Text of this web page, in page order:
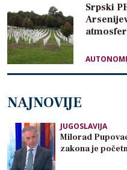
Srpski
NAJNOVIJE
JUGOSLAVIJA
Milorad
zakona je